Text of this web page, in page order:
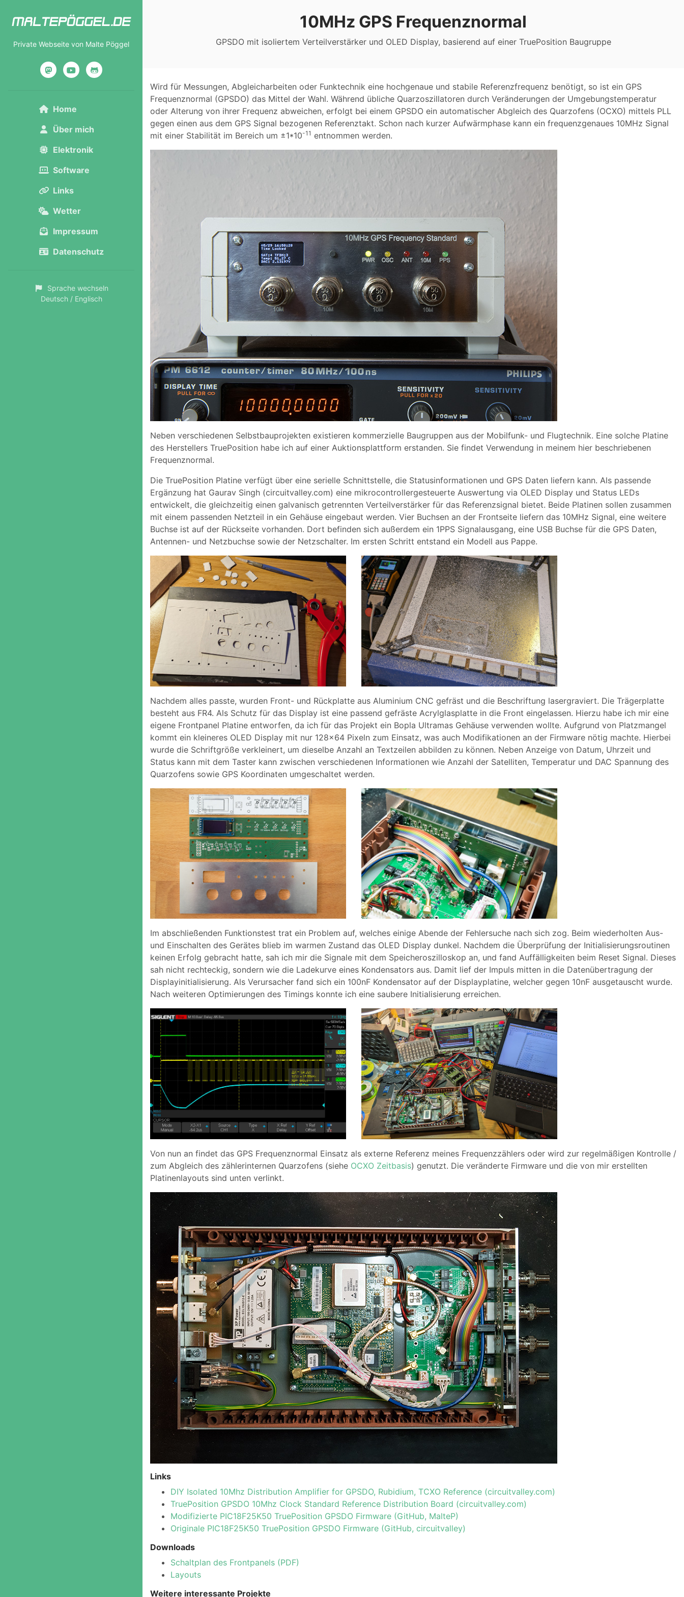
Private Webseite von Malte Pöggel
MastodonYouTubeGitHub
Home
Über mich
Elektronik
Software
Links
Wetter
Impressum
Datenschutz
Sprache wechseln
Deutsch / Englisch
10MHz GPS Frequenznormal
GPSDO mit isoliertem Verteilverstärker und OLED Display, basierend auf einer TruePosition Baugruppe
Wird für Messungen, Abgleicharbeiten oder Funktechnik eine hochgenaue und stabile Referenzfrequenz benötigt, so ist ein GPS
Frequenznormal (GPSDO) das Mittel der Wahl. Während übliche Quarzoszillatoren durch Veränderungen der Umgebungstemperatur
oder Alterung von ihrer Frequenz abweichen, erfolgt bei einem GPSDO ein automatischer Abgleich des Quarzofens (OCXO) mittels PLL
gegen einen aus dem GPS Signal bezogenen Referenztakt. Schon nach kurzer Aufwärmphase kann ein frequenzgenaues 10MHz Signal
mit einer Stabilität im Bereich um ±1*10-11 entnommen werden.
Neben verschiedenen Selbstbauprojekten existieren kommerzielle Baugruppen aus der Mobilfunk- und Flugtechnik. Eine solche Platine
des Herstellers TruePosition habe ich auf einer Auktionsplattform erstanden. Sie findet Verwendung in meinem hier beschriebenen
Frequenznormal.
Die TruePosition Platine verfügt über eine serielle Schnittstelle, die Statusinformationen und GPS Daten liefern kann. Als passende
Ergänzung hat Gaurav Singh (circuitvalley.com) eine mikrocontrollergesteuerte Auswertung via OLED Display und Status LEDs
entwickelt, die gleichzeitig einen galvanisch getrennten Verteilverstärker für das Referenzsignal bietet. Beide Platinen sollen zusammen
mit einem passenden Netzteil in ein Gehäuse eingebaut werden. Vier Buchsen an der Frontseite liefern das 10MHz Signal, eine weitere
Buchse ist auf der Rückseite vorhanden. Dort befinden sich außerdem ein 1PPS Signalausgang, eine USB Buchse für die GPS Daten,
Antennen- und Netzbuchse sowie der Netzschalter. Im ersten Schritt entstand ein Modell aus Pappe.
Nachdem alles passte, wurden Front- und Rückplatte aus Aluminium CNC gefräst und die Beschriftung lasergraviert. Die Trägerplatte
besteht aus FR4. Als Schutz für das Display ist eine passend gefräste Acrylglasplatte in die Front eingelassen. Hierzu habe ich mir eine
eigene Frontpanel Platine entworfen, da ich für das Projekt ein Bopla Ultramas Gehäuse verwenden wollte. Aufgrund von Platzmangel
kommt ein kleineres OLED Display mit nur 128x64 Pixeln zum Einsatz, was auch Modifikationen an der Firmware nötig machte. Hierbei
wurde die Schriftgröße verkleinert, um dieselbe Anzahl an Textzeilen abbilden zu können. Neben Anzeige von Datum, Uhrzeit und
Status kann mit dem Taster kann zwischen verschiedenen Informationen wie Anzahl der Satelliten, Temperatur und DAC Spannung des
Quarzofens sowie GPS Koordinaten umgeschaltet werden.
Im abschließenden Funktionstest trat ein Problem auf, welches einige Abende der Fehlersuche nach sich zog. Beim wiederholten Aus-
und Einschalten des Gerätes blieb im warmen Zustand das OLED Display dunkel. Nachdem die Überprüfung der Initialisierungsroutinen
keinen Erfolg gebracht hatte, sah ich mir die Signale mit dem Speicheroszilloskop an, und fand Auffälligkeiten beim Reset Signal. Dieses
sah nicht rechteckig, sondern wie die Ladekurve eines Kondensators aus. Damit lief der Impuls mitten in die Datenübertragung der
Displayinitialisierung. Als Verursacher fand sich ein 100nF Kondensator auf der Displayplatine, welcher gegen 10nF ausgetauscht wurde.
Nach weiteren Optimierungen des Timings konnte ich eine saubere Initialisierung erreichen.
Von nun an findet das GPS Frequenznormal Einsatz als externe Referenz meines Frequenzzählers oder wird zur regelmäßigen Kontrolle /
zum Abgleich des zählerinternen Quarzofens (siehe OCXO Zeitbasis) genutzt. Die veränderte Firmware und die von mir erstellten
Platinenlayouts sind unten verlinkt.
Links
DIY Isolated 10Mhz Distribution Amplifier for GPSDO, Rubidium, TCXO Reference (circuitvalley.com)
TruePosition GPSDO 10Mhz Clock Standard Reference Distribution Board (circuitvalley.com)
Modifizierte PIC18F25K50 TruePosition GPSDO Firmware (GitHub, MalteP)
Originale PIC18F25K50 TruePosition GPSDO Firmware (GitHub, circuitvalley)
Downloads
Schaltplan des Frontpanels (PDF)
Layouts
Weitere interessante Projekte